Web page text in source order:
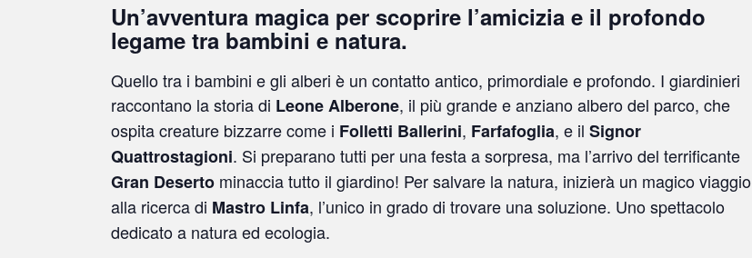
Un’avventura magica per scoprire l’amicizia e il profondo
legame tra bambini e natura.
Quello tra i bambini e gli alberi è un contatto antico, primordiale e profondo. I giardinieri
raccontano la storia di Leone Alberone, il più grande e anziano albero del parco, che
ospita creature bizzarre come i Folletti Ballerini, Farfafoglia, e il Signor
Quattrostagioni. Si preparano tutti per una festa a sorpresa, ma l’arrivo del terrificante
Gran Deserto minaccia tutto il giardino! Per salvare la natura, inizierà un magico viaggio
alla ricerca di Mastro Linfa, l’unico in grado di trovare una soluzione. Uno spettacolo
dedicato a natura ed ecologia.